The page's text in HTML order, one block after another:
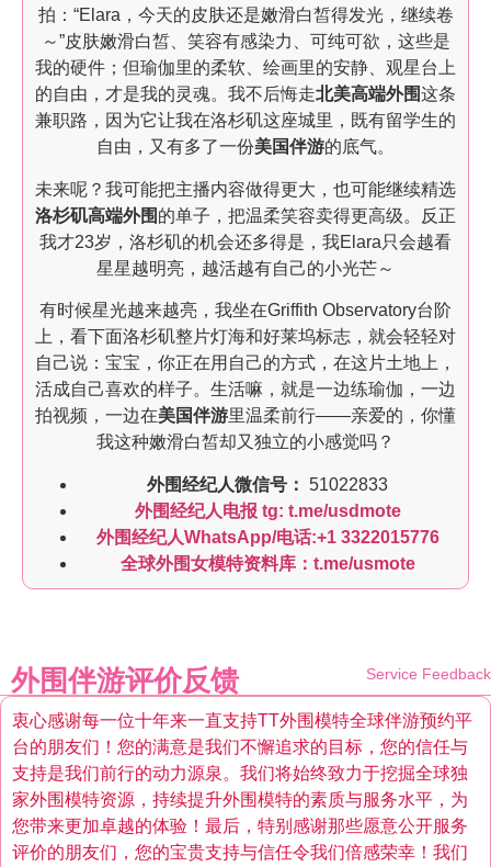
拍：“Elara，今天的皮肤还是嫩滑白皙得发光，继续卷
～”皮肤嫩滑白皙、笑容有感染力、可纯可欲，这些是
我的硬件；但瑜伽里的柔软、绘画里的安静、观星台上
的自由，才是我的灵魂。我不后悔走北美高端外围这条
兼职路，因为它让我在洛杉矶这座城里，既有留学生的
自由，又有多了一份美国伴游的底气。
未来呢？我可能把主播内容做得更大，也可能继续精选
洛杉矶高端外围 的单子，把温柔笑容卖得更高级。反正
我才23岁，洛杉矶的机会还多得是，我Elara只会越看
星星越明亮，越活越有自己的小光芒～
有时候星光越来越亮，我坐在Griffith Observatory台阶
上，看下面洛杉矶整片灯海和好莱坞标志，就会轻轻对
自己说：宝宝，你正在用自己的方式，在这片土地上，
活成自己喜欢的样子。生活嘛，就是一边练瑜伽，一边
拍视频，一边在美国伴游里温柔前行——亲爱的，你懂
我这种嫩滑白皙却又独立的小感觉吗？
外围经纪人微信号： 51022833
外围经纪人电报 tg: t.me/usdmote
外围经纪人WhatsApp/电话:+1 3322015776
全球外围女模特资料库：t.me/usmote
外围伴游评价反馈 Service Feedback
衷心感谢每一位十年来一直支持TT外围模特全球伴游预约平
台的朋友们！您的满意是我们不懈追求的目标，您的信任与
支持是我们前行的动力源泉。我们将始终致力于挖掘全球独
家外围模特资源，持续提升外围模特的素质与服务水平，为
您带来更加卓越的体验！最后，特别感谢那些愿意公开服务
评价的朋友们，您的宝贵支持与信任令我们倍感荣幸！我们